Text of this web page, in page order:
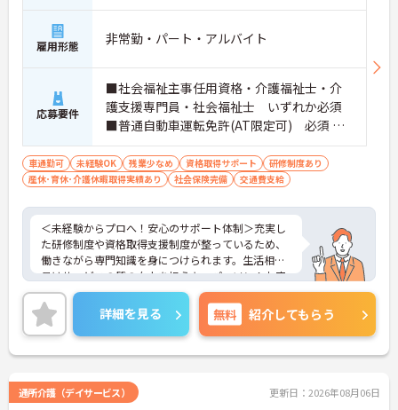
雇用形態 非常勤・パート・アルバイト
応募要件
■社会福祉主事任用資格・介護福祉士・介
護支援専門員・社会福祉士 いずれか必須
■普通自動車運転免許(AT限定可) 必須 ■
経験：不問
車通勤可 未経験OK 残業少なめ 資格取得サポート
研修制度あり
産休･育休･介護休暇取得実績あり
社会保険完備 交通費支給
＜未経験からプロへ！安心のサポート体制＞充実し
た研修制度や資格取得支援制度が整っているため、
働きながら専門知識を身につけられます。生活相談
員はサービスの質の向上を担うキーパーソン！お客
様やご家族との関わりを通じて、自分自身の人間性
も磨いていけるやりがいのあるお仕事です。
＜夜勤なしでプライベートも充実！柔軟な働き方＞
勤務曜日は相談可能♪ライフスタイルに合わせた働
き方が可能です。産休・育休制度も整っており、長
詳細を見る 無料 紹介してもらう
通所介護（デイサービス） 更新日：2026年08月06日